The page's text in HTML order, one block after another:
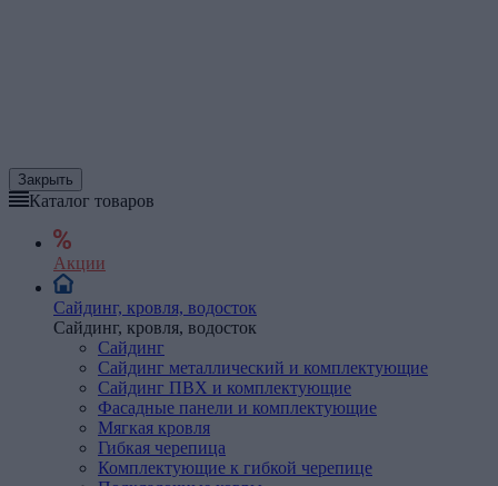
Закрыть
Каталог товаров
Акции
Сайдинг, кровля, водосток
Сайдинг, кровля, водосток
Сайдинг
Сайдинг металлический и комплектующие
Сайдинг ПВХ и комплектующие
Фасадные панели и комплектующие
Мягкая кровля
Гибкая черепица
Комплектующие к гибкой черепице